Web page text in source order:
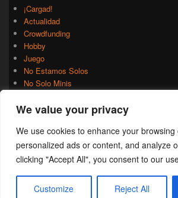
We value your privacy
We use cookies to enhance your
personalized ads or content, and analyze
clicking "Accept All", you consent to our
Customize Reject All
¡Cargad!
Actualidad
Crowdfunding
Hobby
Juego
No Estamos Solos
No Solo Minis
Rumores
Uncategorized
Copyright © 2026 ¡Cargad!
. Todos los